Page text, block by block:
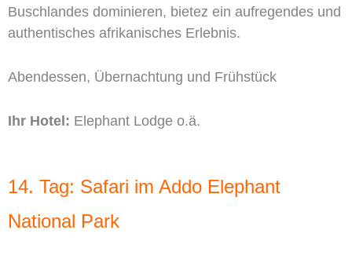
Buschlandes dominieren, bietez ein aufregendes und
authentisches afrikanisches Erlebnis.
Abendessen, Übernachtung und Frühstück
Ihr Hotel: Elephant Lodge o.ä.
14. Tag: Safari im Addo Elephant
National Park